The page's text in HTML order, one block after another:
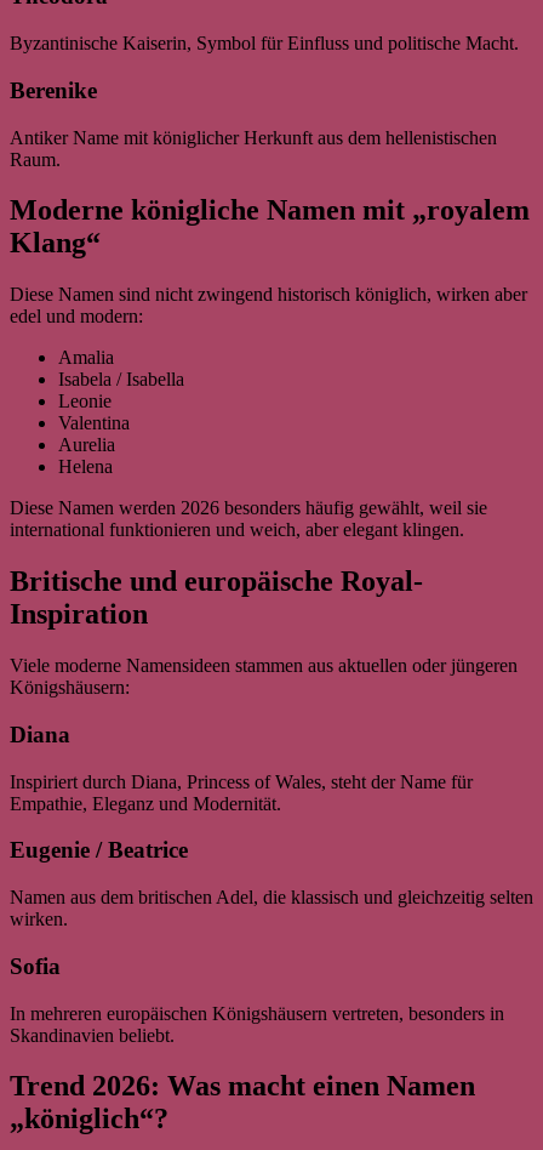
Byzantinische Kaiserin, Symbol für Einfluss und politische Macht.
Berenike
Antiker Name mit königlicher Herkunft aus dem hellenistischen
Raum.
Moderne königliche Namen mit „royalem
Klang“
Diese Namen sind nicht zwingend historisch königlich, wirken aber
edel und modern:
Amalia
Isabela / Isabella
Leonie
Valentina
Aurelia
Helena
Diese Namen werden 2026 besonders häufig gewählt, weil sie
international funktionieren und weich, aber elegant klingen.
Britische und europäische Royal-
Inspiration
Viele moderne Namensideen stammen aus aktuellen oder jüngeren
Königshäusern:
Diana
Inspiriert durch Diana, Princess of Wales, steht der Name für
Empathie, Eleganz und Modernität.
Eugenie / Beatrice
Namen aus dem britischen Adel, die klassisch und gleichzeitig selten
wirken.
Sofia
In mehreren europäischen Königshäusern vertreten, besonders in
Skandinavien beliebt.
Trend 2026: Was macht einen Namen
„königlich“?